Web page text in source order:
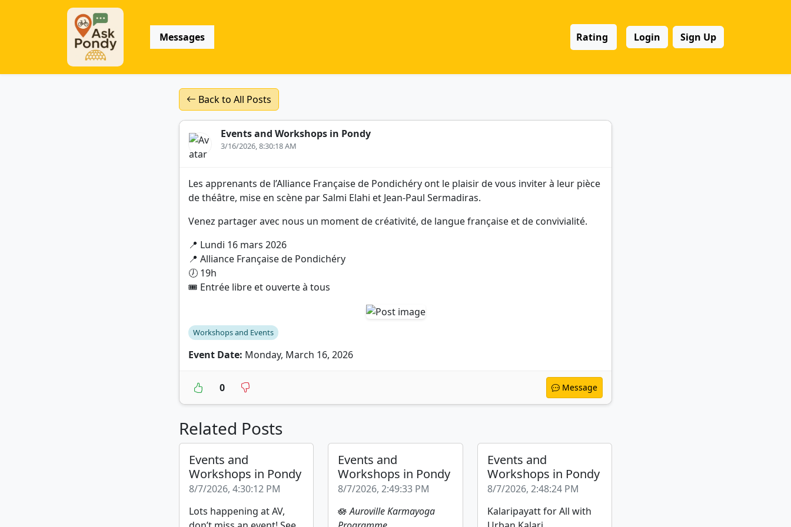
Messages Rating Login Sign Up
Back to All Posts
Events and Workshops in Pondy
3/16/2026, 8:30:18 AM
Les apprenants de l’Alliance Française de Pondichéry ont le plaisir de vous inviter à leur pièce
de théâtre, mise en scène par Salmi Elahi et Jean-Paul Sermadiras.
Venez partager avec nous un moment de créativité, de langue française et de convivialité.
📍 Lundi 16 mars 2026
📍 Alliance Française de Pondichéry
🕖 19h
🎟️ Entrée libre et ouverte à tous
Workshops and Events
Event Date: Monday, March 16, 2026
0 Message
Related Posts
Events and
Workshops in Pondy
8/7/2026, 4:30:12 PM
Lots happening at AV,
Events and
Workshops in Pondy
8/7/2026, 2:49:33 PM
🪷Auroville Karmayoga
Events and
Workshops in Pondy
8/7/2026, 2:48:24 PM
Kalaripayatt for All with